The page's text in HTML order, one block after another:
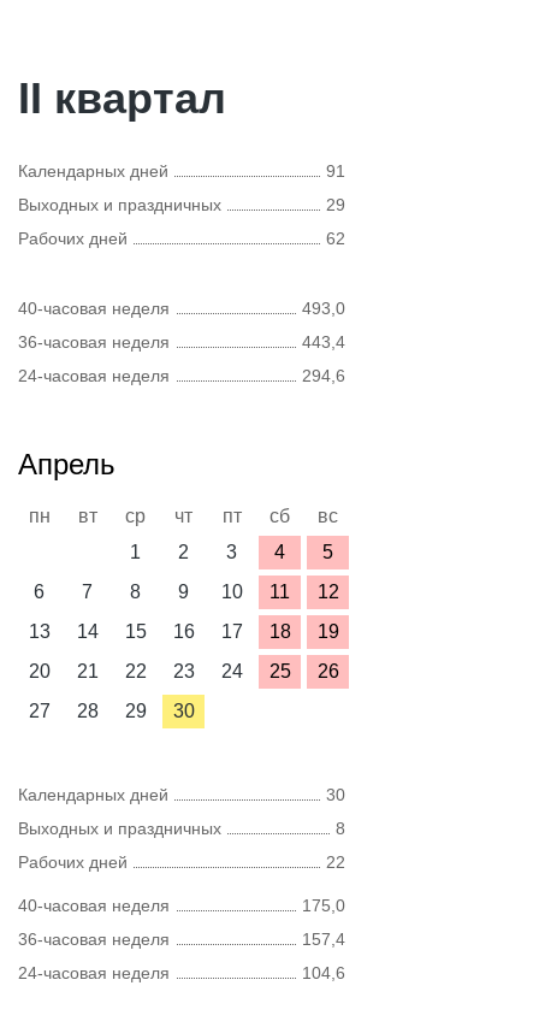
II квартал
Календарных дней
91
Выходных и праздничных
29
Рабочих дней
62
40-часовая неделя
493,0
36-часовая неделя
443,4
24-часовая неделя
294,6
Апрель
пн вт ср чт пт сб
вс
1
2 3 4
5
6
7 8 9 10 11
12
13
14 15 16 17 18
19
20
21 22 23 24 25
26
27
28 29 30
Календарных дней
30
Выходных и праздничных
8
Рабочих дней
22
40-часовая неделя
175,0
36-часовая неделя
157,4
24-часовая неделя
104,6